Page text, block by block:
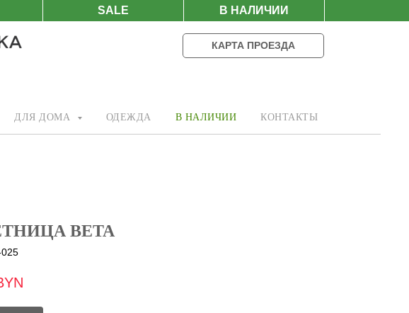
В НАЛИЧИИ
SALE
КАРТА ПРОЕЗДА
ДЛЯ ДОМА ОДЕЖДА В НАЛИЧИИ КОНТАКТЫ
BETA